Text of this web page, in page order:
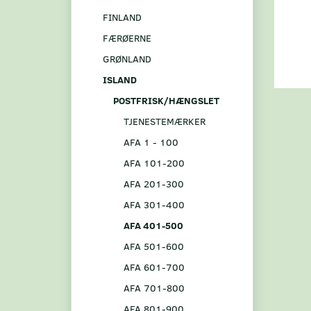
FINLAND
FÆRØERNE
GRØNLAND
ISLAND
POSTFRISK/HÆNGSLET
TJENESTEMÆRKER
AFA 1 - 100
AFA 101-200
AFA 201-300
AFA 301-400
AFA 401-500
AFA 501-600
AFA 601-700
AFA 701-800